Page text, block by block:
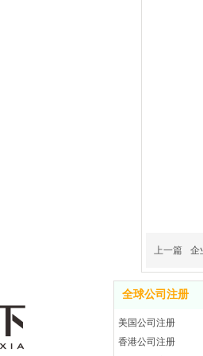
上一篇 企
全球公司注册
美国公司注册
香港公司注册